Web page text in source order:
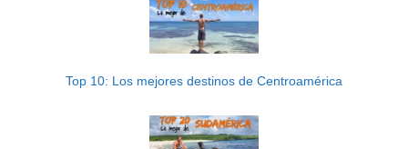
Top 10: Los mejores destinos de Centroamérica